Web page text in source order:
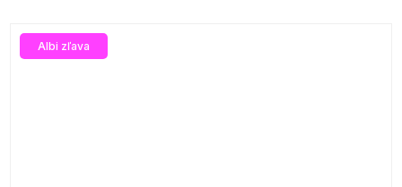
Albi zľava